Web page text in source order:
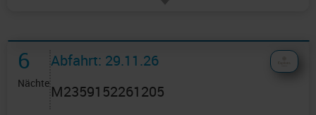
6
Nächte
Abfahrt: 29.11.26
M2359152261205